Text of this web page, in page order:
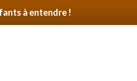
à entendre !